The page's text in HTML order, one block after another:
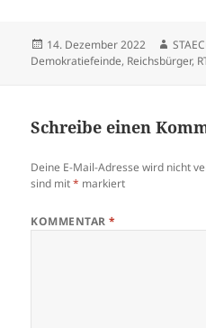
Veröffentlicht
am
14. Dezember 2022 Autor
Demokratiefeinde, Reichsbürger,
Schreibe einen
Deine E-Mail-Adresse wird nicht
sind mit* markiert
KOMMENTAR*